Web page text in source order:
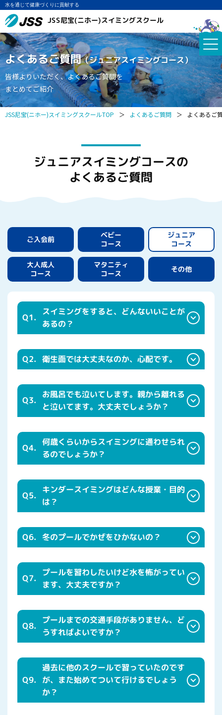
水を通じて健康づくりに貢献する
JSS尼宝(ニホー)スイミングスクール
よくあるご質問（ジュニアスイミングコース）
皆様よりいただく、よくあるご質問を
まとめてご紹介
JSS尼宝(ニホー)スイミングスクールTOP ＞ よくあるご質問 ＞ よくあるご
ジュニアスイミングコースの
よくあるご質問
ご入会前
ベビー
コース
ジュニア
コース
大人成人
コース
マタニティ
コース その他
Q1.
スイミングをすると、どんないいことが
あるの？
Q2. 衛生面では大丈夫なのか、心配です。
Q3.
お風呂でも泣いてします。親から離れる
と泣いてます。大丈夫でしょうか？
Q4.
何歳くらいからスイミングに通わせられ
るのでしょうか？
Q5.
キンダースイミングはどんな授業・目的
は？
Q6. 冬のプールでかぜをひかないの？
Q7.
プールを習わしたいけど水を怖がってい
ます、大丈夫ですか？
Q8.
プールまでの交通手段がありません、ど
うすればよいですか？
Q9.
過去に他のスクールで習っていたのです
が、また始めてついて行けるでしょう
か？